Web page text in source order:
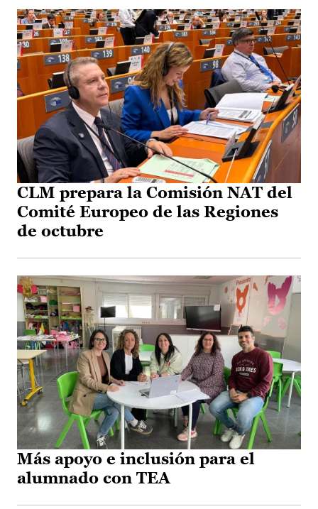
CLM prepara la Comisión NAT del
Comité Europeo de las Regiones
de octubre
Más apoyo e inclusión para el
alumnado con TEA